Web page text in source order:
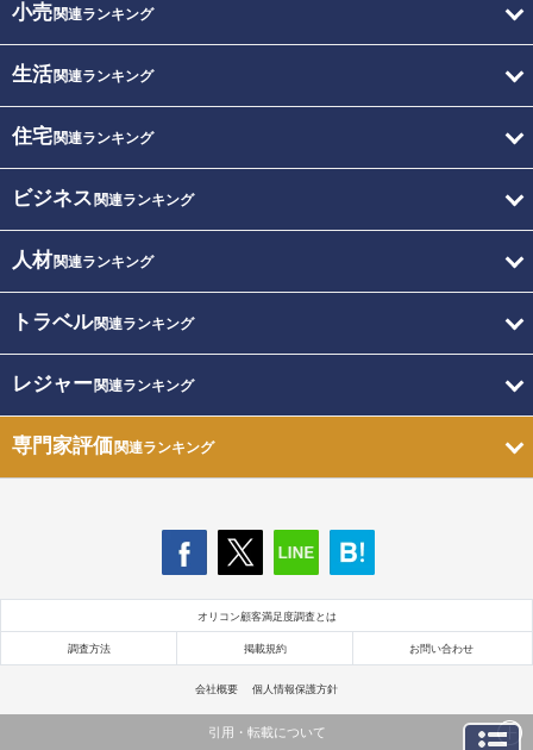
小売関連ランキング
生活関連ランキング
住宅関連ランキング
ビジネス 関連ランキング
人材関連ランキング
トラベル関連ランキング
レジャー関連ランキング
専門家評価関連ランキング
オリコン顧客満足度調査とは
調査方法 掲載規約 お問い合わせ
会社概要 個人情報保護方針
引用・転載について